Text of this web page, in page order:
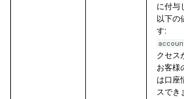
に付与
以下の
す:
クセス
お客様
は口座
スでき